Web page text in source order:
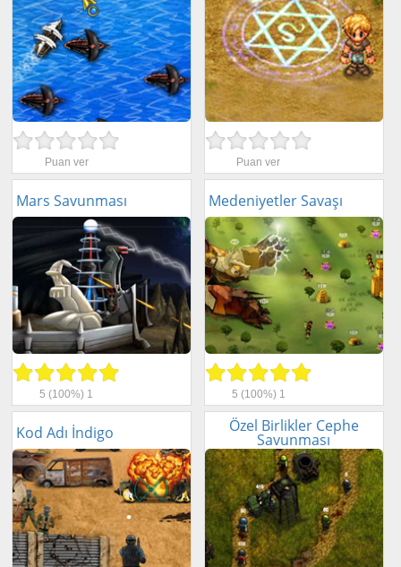
Puan ver Puan ver
Mars Savunması
5 (100%) 1
Medeniyetler Savaşı
5 (100%) 1
Kod Adı İndigo Özel Birlikler Cephe
Savunması